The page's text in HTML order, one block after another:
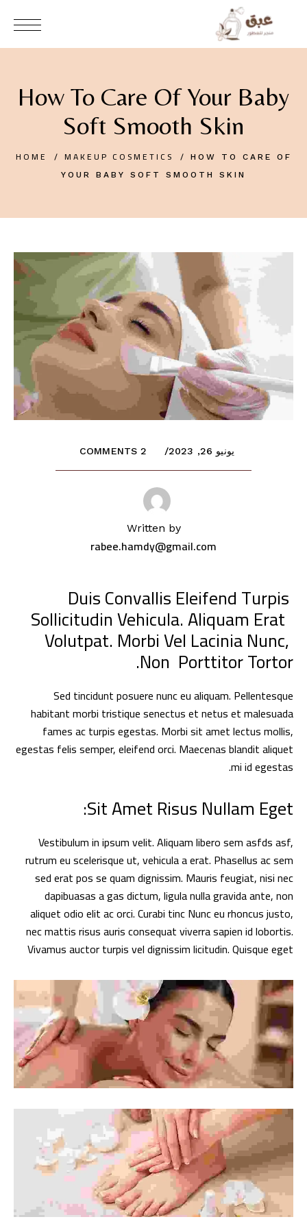
How To Care Of Your Baby
Soft Smooth Skin
HOME MAKEUP COSMETICS
HOW TO CARE OF
YOUR BABY SOFT SMOOTH SKIN
يونيو 26, 2023 2 COMMENTS
Written by
rabee.hamdy@gmail.com
Duis Convallis Eleifend Turpis
Sollicitudin Vehicula. Aliquam Erat
Volutpat. Morbi Vel Lacinia Nunc,
Non  Porttitor Tortor.
Sed tincidunt posuere nunc eu aliquam. Pellentesque
habitant morbi tristique senectus et netus et malesuada
fames ac turpis egestas. Morbi sit amet lectus mollis,
egestas felis semper, eleifend orci. Maecenas blandit aliquet
mi id egestas.
Sit Amet Risus Nullam Eget:
Vestibulum in ipsum velit. Aliquam libero sem asfds asf,
rutrum eu scelerisque ut, vehicula a erat. Phasellus ac sem
sed erat pos se quam dignissim. Mauris feugiat, nisi nec
dapibuasas a gas dictum, ligula nulla gravida ante, non
aliquet odio elit ac orci. Curabi tinc Nunc eu rhoncus justo,
nec mattis risus auris consequat viverra sapien id lobortis.
Vivamus auctor turpis vel dignissim licitudin. Quisque eget